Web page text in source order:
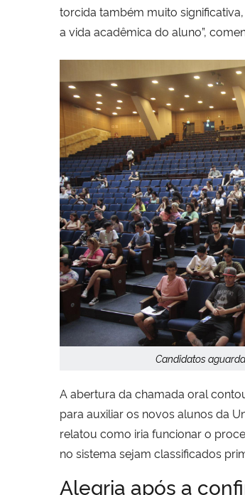
torcida também muito
a vida acadêmica do aluno”,
Candidatos
A abertura da chamada oral
para auxiliar os novos alunos da
relatou como iria funcionar o
no sistema sejam classificados
Alegria após a